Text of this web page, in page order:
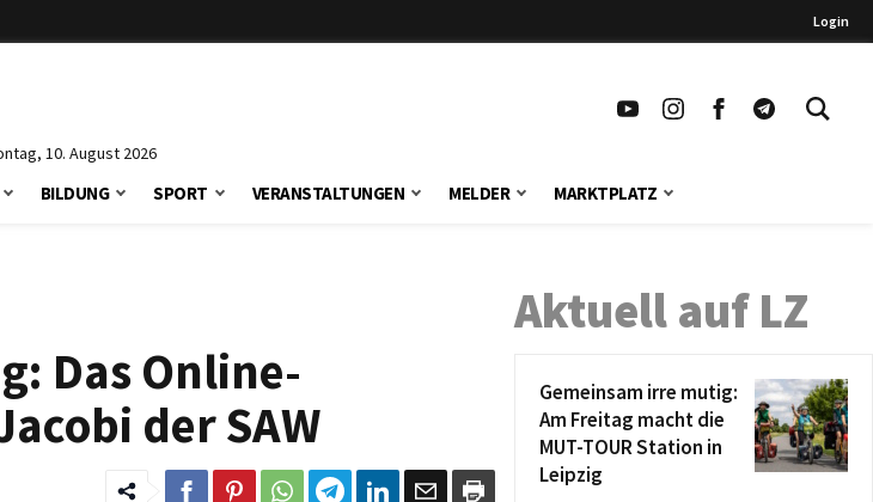
Login
10. August 2026
BILDUNG SPORT VERANSTALTUNGEN MELDER MARKTPLATZ
Das Online-
der SAW
Aktuell auf LZ
Gemeinsam irre mutig:
Am Freitag macht die
MUT-TOUR Station in
Leipzig